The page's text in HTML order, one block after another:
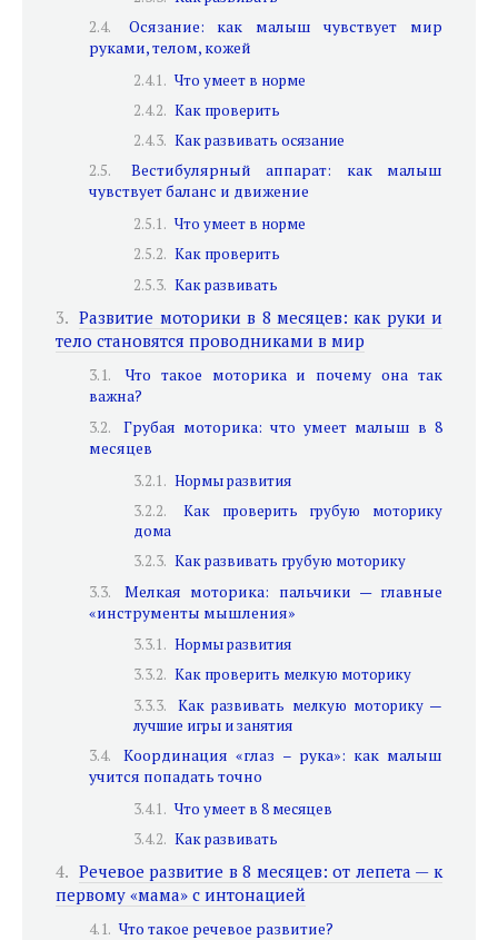
Осязание: как малыш чувствует мир
руками, телом, кожей
Что умеет в норме
Как проверить
Как развивать осязание
Вестибулярный аппарат: как малыш
чувствует баланс и движение
Что умеет в норме
Как проверить
Как развивать
Развитие моторики в 8 месяцев: как руки и
тело становятся проводниками в мир
Что такое моторика и почему она так
важна?
Грубая моторика: что умеет малыш в 8
месяцев
Нормы развития
Как проверить грубую моторику
дома
Как развивать грубую моторику
Мелкая моторика: пальчики — главные
«инструменты мышления»
Нормы развития
Как проверить мелкую моторику
Как развивать мелкую моторику —
лучшие игры и занятия
Координация «глаз – рука»: как малыш
учится попадать точно
Что умеет в 8 месяцев
Как развивать
Речевое развитие в 8 месяцев: от лепета — к
первому «мама» с интонацией
Что такое речевое развитие?